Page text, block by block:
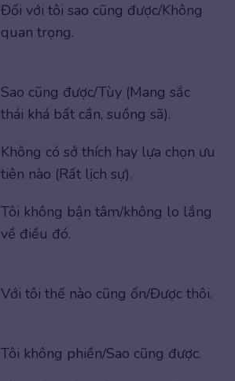
Đối với tôi sao cũng được/Không
quan trọng.
Sao cũng được/Tùy (Mang sắc
thái khá bất cần, suồng sã).
Không có sở thích hay lựa chọn ưu
tiên nào (Rất lịch sự).
Tôi không bận tâm/không lo lắng
về điều đó.
Với tôi thế nào cũng ổn/Được thôi.
Tôi không phiền/Sao cũng được.